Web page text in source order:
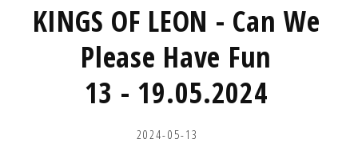
KINGS OF LEON - Can We
Please Have Fun
13 - 19.05.2024
2024-05-13